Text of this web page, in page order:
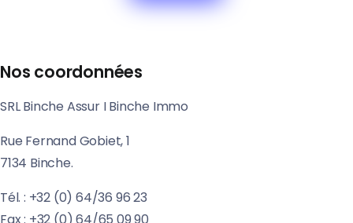
Nos coordonnées
SRL Binche Assur I Binche Immo
Rue Fernand Gobiet, 1
7134 Binche.
Tél. : +32 (0) 64/36 96 23